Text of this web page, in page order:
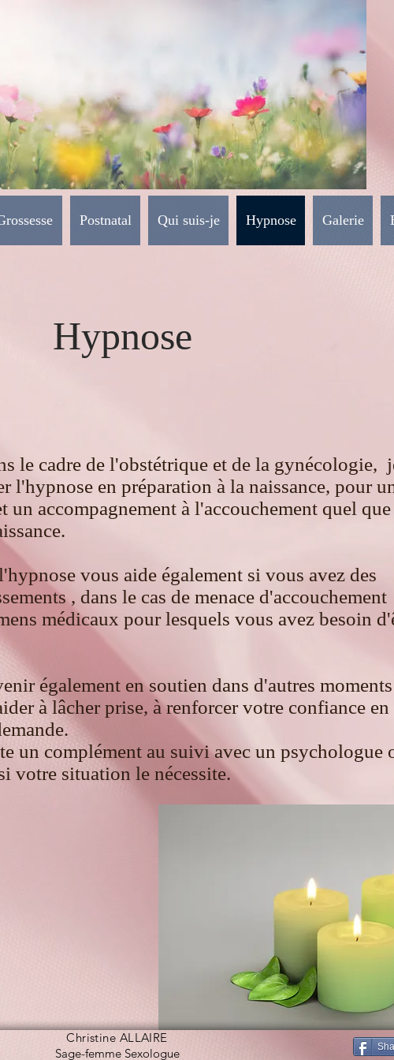
Postnatal Qui suis-je Hypnose Galerie
Hypnose
le cadre de l'obstétrique et de la gynécologie,
l'hypnose en préparation à la naissance, pour
un accompagnement à l'accouchement quel que
vous aide également si vous avez des
, dans le cas de menace d'accouchement
médicaux pour lesquels vous avez besoin
également en soutien dans d'autres
à lâcher prise, à renforcer votre confiance en
un complément au suivi avec un psychologue
votre situation le nécessite.
Christine ALLAIRE
Sage-femme Sexologue